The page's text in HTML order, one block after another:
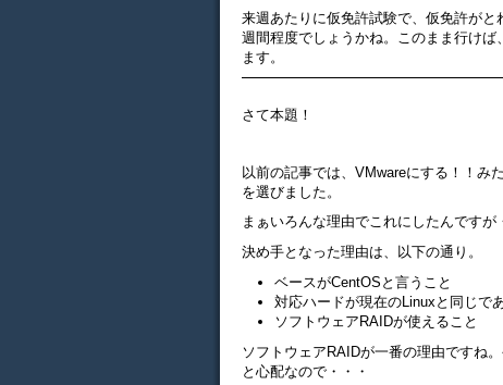
来週あたりに仮免許試験で、仮免許が
週間程度でしょうかね。このまま行け
ます。
さて本題！
以前の記事では、VMwareにする！！み
を選びました。
まぁいろんな理由でこれにしたんですが
決め手となった理由は、以下の通り。
ベースがCentOSと言うこと
対応ハードが現在のLinuxと同じで
ソフトウェアRAIDが使えること
ソフトウェアRAIDが一番の理由ですね
と心配なので・・・